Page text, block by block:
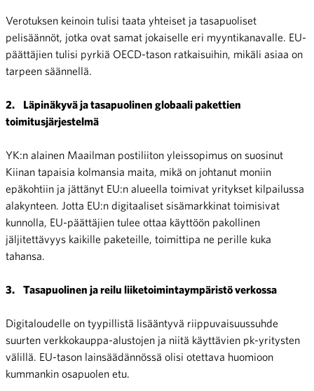
Verotuksen keinoin tulisi taata yhteiset ja tasapuoliset
pelisäännöt, jotka ovat samat jokaiselle eri myyntikanavalle. EU-
päättäjien tulisi pyrkiä OECD-tason ratkaisuihin, mikäli asiaa on
tarpeen säännellä.
2. Läpinäkyvä ja tasapuolinen globaali pakettien
toimitusjärjestelmä
YK:n alainen Maailman postiliiton yleissopimus on suosinut
Kiinan tapaisia kolmansia maita, mikä on johtanut moniin
epäkohtiin ja jättänyt EU:n alueella toimivat yritykset kilpailussa
alakynteen. Jotta EU:n digitaaliset sisämarkkinat toimisivat
kunnolla, EU-päättäjien tulee ottaa käyttöön pakollinen
jäljitettävyys kaikille paketeille, toimittipa ne perille kuka
tahansa.
3. Tasapuolinen ja reilu liiketoimintaympäristö verkossa
Digitaloudelle on tyypillistä lisääntyvä riippuvaisuussuhde
suurten verkkokauppa-alustojen ja niitä käyttävien pk-yritysten
välillä. EU-tason lainsäädännössä olisi otettava huomioon
kummankin osapuolen etu.